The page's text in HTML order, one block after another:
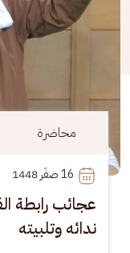
محاضرة
16 صفَر 1448
عجائب رابطة
ندائه وتلبيته